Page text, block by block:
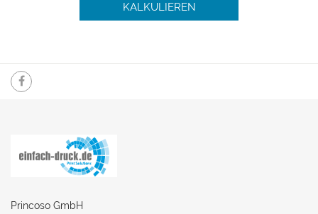
KALKULIEREN
Princoso GmbH